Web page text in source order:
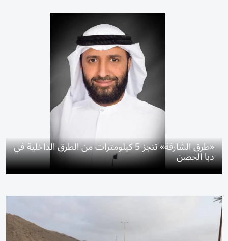
«طرق الشارقة» تنجز 5 كيلومترات من الطرق الداخلية في
دبا الحصن